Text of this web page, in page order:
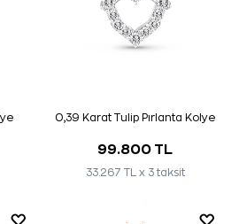
0,39 Karat Tulip Pırlanta Kolye
99.800 TL
33.267 TL x 3 taksit